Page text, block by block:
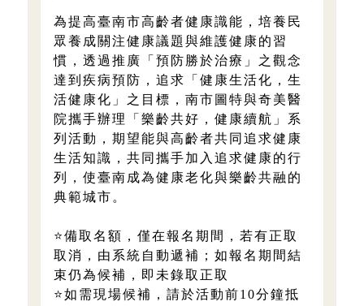
為提高臺南市高齡者健康識能，培養民
眾養成關注健康議題與維護健康的習
慣，透過推廣「預防勝於治療」之觀念
達到疾病預防，追求「健康生活化，生
活健康化」之目標，南市圖特與奇美醫
院攜手辦理「樂齡共好，健康續航」系
列活動，期望能與高齡者共同追求健康
生活知識，共同攜手加入追求健康的行
列，使臺南成為健康老化與樂齡共融的
典範城市。
⭐備取名額，僅在報名期間，若有正取
取消，由系統自動遞補；如報名期間結
束仍為候補，即未錄取正取
⭐如需現場候補，請於活動前10分鐘抵